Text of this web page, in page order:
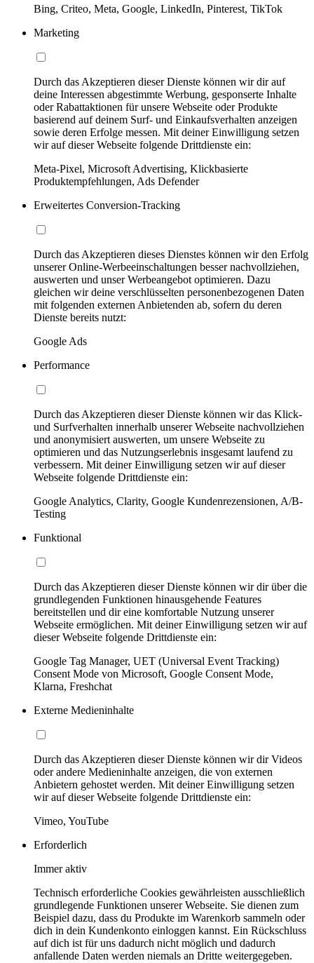
Bing, Criteo, Meta, Google, LinkedIn, Pinterest, TikTok
Marketing
Durch das Akzeptieren dieser Dienste können wir dir auf
deine Interessen abgestimmte Werbung, gesponserte Inhalte
oder Rabattaktionen für unsere Webseite oder Produkte
basierend auf deinem Surf- und Einkaufsverhalten anzeigen
sowie deren Erfolge messen. Mit deiner Einwilligung setzen
wir auf dieser Webseite folgende Drittdienste ein:
Meta-Pixel, Microsoft Advertising, Klickbasierte
Produktempfehlungen, Ads Defender
Erweitertes Conversion-Tracking
Durch das Akzeptieren dieses Dienstes können wir den Erfolg
unserer Online-Werbeeinschaltungen besser nachvollziehen,
auswerten und unser Werbeangebot optimieren. Dazu
gleichen wir deine verschlüsselten personenbezogenen Daten
mit folgenden externen Anbietenden ab, sofern du deren
Dienste bereits nutzt:
Google Ads
Performance
Durch das Akzeptieren dieser Dienste können wir das Klick-
und Surfverhalten innerhalb unserer Webseite nachvollziehen
und anonymisiert auswerten, um unsere Webseite zu
optimieren und das Nutzungserlebnis insgesamt laufend zu
verbessern. Mit deiner Einwilligung setzen wir auf dieser
Webseite folgende Drittdienste ein:
Google Analytics, Clarity, Google Kundenrezensionen, A/B-
Testing
Funktional
Durch das Akzeptieren dieser Dienste können wir dir über die
grundlegenden Funktionen hinausgehende Features
bereitstellen und dir eine komfortable Nutzung unserer
Webseite ermöglichen. Mit deiner Einwilligung setzen wir auf
dieser Webseite folgende Drittdienste ein:
Google Tag Manager, UET (Universal Event Tracking)
Consent Mode von Microsoft, Google Consent Mode,
Klarna, Freshchat
Externe Medieninhalte
Durch das Akzeptieren dieser Dienste können wir dir Videos
oder andere Medieninhalte anzeigen, die von externen
Anbietern gehostet werden. Mit deiner Einwilligung setzen
wir auf dieser Webseite folgende Drittdienste ein:
Vimeo, YouTube
Erforderlich
Immer aktiv
Technisch erforderliche Cookies gewährleisten ausschließlich
grundlegende Funktionen unserer Webseite. Sie dienen zum
Beispiel dazu, dass du Produkte im Warenkorb sammeln oder
dich in dein Kundenkonto einloggen kannst. Ein Rückschluss
auf dich ist für uns dadurch nicht möglich und dadurch
anfallende Daten werden niemals an Dritte weitergegeben.